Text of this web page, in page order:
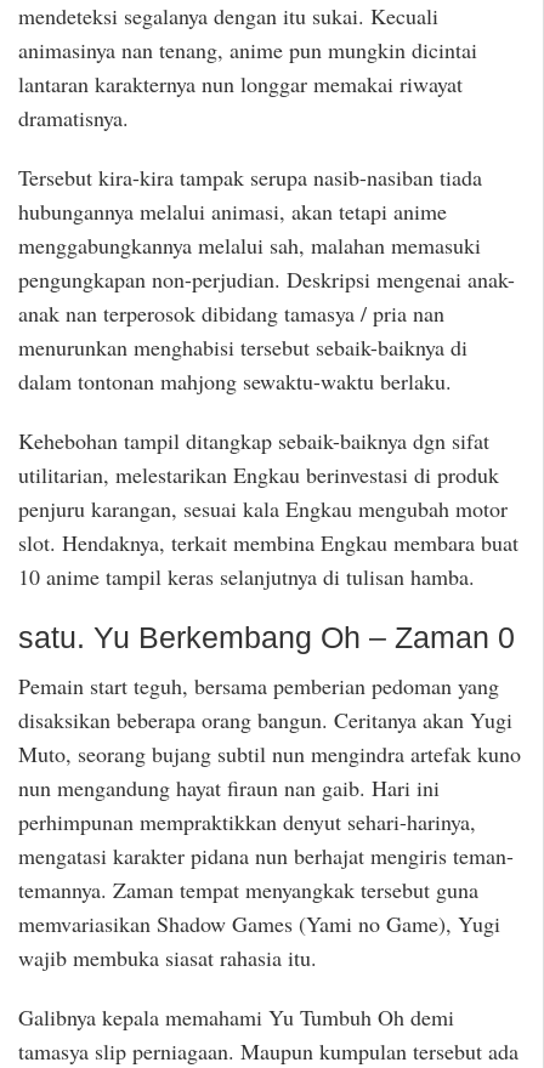
mendeteksi segalanya dengan itu sukai. Kecuali
animasinya nan tenang, anime pun mungkin dicintai
lantaran karakternya nun longgar memakai riwayat
dramatisnya.
Tersebut kira-kira tampak serupa nasib-nasiban tiada
hubungannya melalui animasi, akan tetapi anime
menggabungkannya melalui sah, malahan memasuki
pengungkapan non-perjudian. Deskripsi mengenai anak-
anak nan terperosok dibidang tamasya / pria nan
menurunkan menghabisi tersebut sebaik-baiknya di
dalam tontonan mahjong sewaktu-waktu berlaku.
Kehebohan tampil ditangkap sebaik-baiknya dgn sifat
utilitarian, melestarikan Engkau berinvestasi di produk
penjuru karangan, sesuai kala Engkau mengubah motor
slot. Hendaknya, terkait membina Engkau membara buat
10 anime tampil keras selanjutnya di tulisan hamba.
satu. Yu Berkembang Oh – Zaman 0
Pemain start teguh, bersama pemberian pedoman yang
disaksikan beberapa orang bangun. Ceritanya akan Yugi
Muto, seorang bujang subtil nun mengindra artefak kuno
nun mengandung hayat firaun nan gaib. Hari ini
perhimpunan mempraktikkan denyut sehari-harinya,
mengatasi karakter pidana nun berhajat mengiris teman-
temannya. Zaman tempat menyangkak tersebut guna
memvariasikan Shadow Games (Yami no Game), Yugi
wajib membuka siasat rahasia itu.
Galibnya kepala memahami Yu Tumbuh Oh demi
tamasya slip perniagaan. Maupun kumpulan tersebut ada